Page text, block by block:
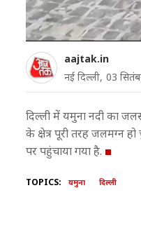
aajtak.in
नई दिल्ली, 03
दिल्ली में यमुना नदी का
के क्षेत्र पूरी तरह जलमग्न
पर पहुंचाया गया है.
TOPICS: यमुना दिल्ली